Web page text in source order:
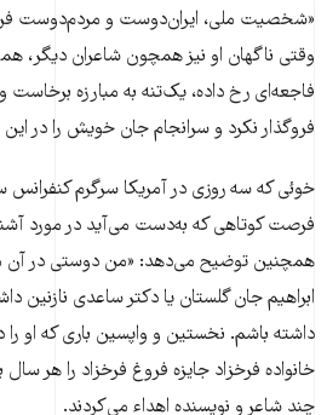
«شخصیت ملی، ایران‌دوست و مردم‌دوست
وقتی ناگهان او نیز همچون شاعران دیگر،
فاجعه‌ای رخ داده، یک‌تنه به مبارزه برخاست
فروگذار نکرد و سرانجام جان خویش را در
خوئی که سه روزی در آمریکا سرگرم کنفرانس
فرصت کوتاهی که به‌دست می‌آید در مورد
همچنین توضیح می‌دهد: «من دوستی در آن
ابراهیم جان گلستان یا دکتر ساعدی نازنین
داشته باشم. نخستین و واپسین باری که او را
خانواده فرخزاد جایزه فروغ فرخزاد را هر سال
چند شاعر و نویسنده اهداء می‌کردند.